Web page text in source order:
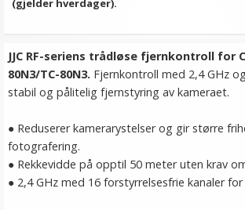
(gjelder hverdager).
JJC RF-seriens trådløse fjernkontroll for
80N3/TC-80N3. Fjernkontroll med 2,4 GHz
stabil og pålitelig fjernstyring av kameraet.
● Reduserer kamerarystelser og gir større
fotografering.
● Rekkevidde på opptil 50 meter uten krav
● 2,4 GHz med 16 forstyrrelsesfrie kanaler